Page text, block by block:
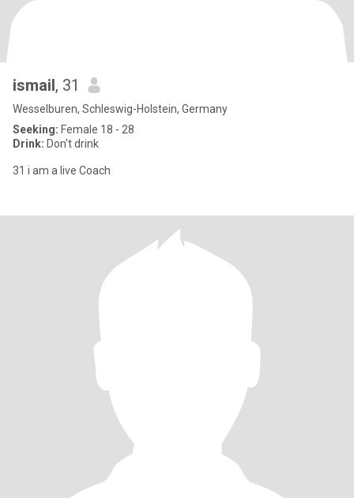
ismail, 31
Wesselburen, Schleswig-Holstein, Germany
Seeking: Female 18 - 28
Drink: Don't drink
31 i am a live Coach